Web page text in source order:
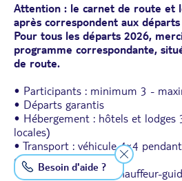
Attention : le carnet de route et
après correspondent aux
Pour tous les départs 2026,
programme correspondante,
de route.
• Participants : minimum 3 -
• Départs garantis
• Hébergement : hôtels et
locales)
• Transport : véhicule 4×4
circuit
• Accompagnateur : chauffeur-
Besoin d'aide ?